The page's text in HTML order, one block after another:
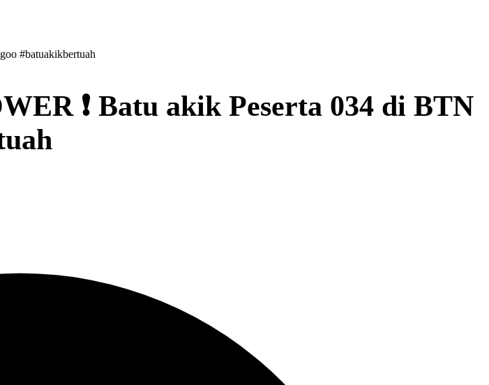
#batuakikbertuah
❗ Batu akik Peserta 034 di BTN